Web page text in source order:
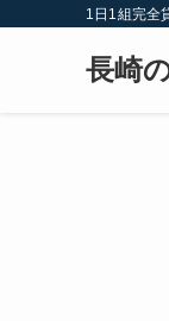
1日1組完全
長崎